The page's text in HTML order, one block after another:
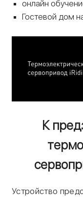
онлайн
Гостевой дом
К
Устройство